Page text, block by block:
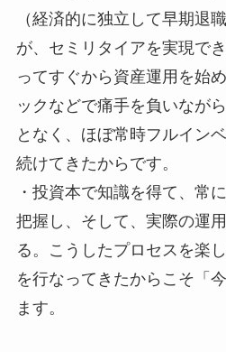
（経済的に独立して早期退
が、セミリタイアを実現で
ってすぐから資産運用を始
ックなどで痛手を負いなが
となく、ほぼ常時フルイン
続けてきたからです。
・投資本で知識を得て、常
把握し、そして、実際の運
る。こうしたプロセスを楽
を行なってきたからこそ「
ます。